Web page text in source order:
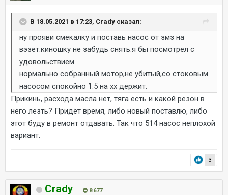
В 18.05.2021 в 17:23, Crady сказал:
ну прояви смекалку и поставь насос от змз на
вэзет.киношку не забудь снять.я бы посмотрел с
удовольствием.
нормально собранный мотор,не убитый,со стоковым
насосом спокойно 1.5 на хх держит.
Прикинь, расхода масла нет, тяга есть и какой резон в
него лезть? Придёт время, либо новый поставлю, либо
этот буду в ремонт отдавать. Так что 514 насос неплохой
вариант.
3
Crady 8 677